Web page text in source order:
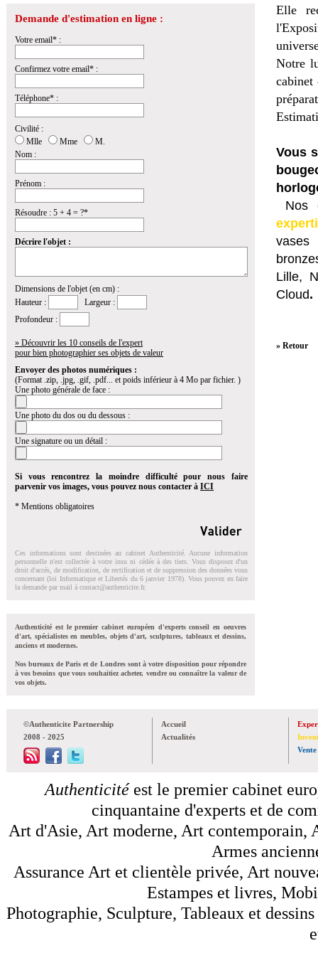
Demande d'estimation en ligne :
Votre email* :
Confirmez votre email* :
Téléphone* :
Civilité :
Mlle
Mme
M.
Nom :
Prénom :
Résoudre : 5 + 4 = ?*
Décrire l'objet :
Dimensions de l'objet (en cm) :
Hauteur :
Largeur :
Profondeur :
» Découvrir les 10 conseils de l'expert
pour bien photographier ses objets de valeur
Envoyer des photos numériques :
(Format .zip, .jpg, .gif, .pdf... et poids inférieur à 4 Mo par fichier. )
Une photo générale de face :
Une photo du dos ou du dessous :
Une signature ou un détail :
Si vous rencontrez la moindre difficulté pour nous faire
parvenir vos images, vous pouvez nous contacter à ICI
* Mentions obligatoires
Ces informations sont destinées au cabinet Authenticité. Aucune information
personnelle n'est collectée à votre insu ni cédée à des tiers. Vous disposez d'un
droit d'accés, de modification, de rectification et de suppression des données vous
concernant (loi Informatique et Libertés du 6 janvier 1978). Vous pouvez en faire
la demande par mail à contact@authenticite.fr.
Authenticité est le premier cabinet européen d'experts conseil en oeuvres
d'art, spécialistes en meubles, objets d'art, sculptures, tableaux et dessins,
anciens et modernes.
Nos bureaux de Paris et de Londres sont à votre disposition pour répondre
à vos besoins que vous souhaitiez acheter, vendre ou connaître la valeur de
vos objets.
Elle
Notre
cabinet
Vous
Nos
vases
Lille,
Cloud.
» Retour
©Authenticite Partnership
2008 - 2025
Accueil
Actualités
Vente
Authenticitéest le premier cabinet
cinquantaine d'experts et de
Art d'Asie, Art moderne, Art contemporain,
Armes
Assurance Art et clientèle privée, Art
Estampes et livres,
Photographie, Sculpture, Tableaux et